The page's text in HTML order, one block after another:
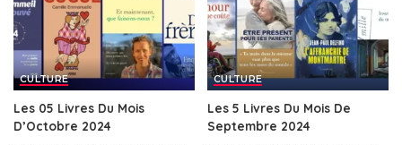
CULTURE
Les 05 Livres Du Mois
D’Octobre 2024
CULTURE
Les 5 Livres Du Mois De
Septembre 2024